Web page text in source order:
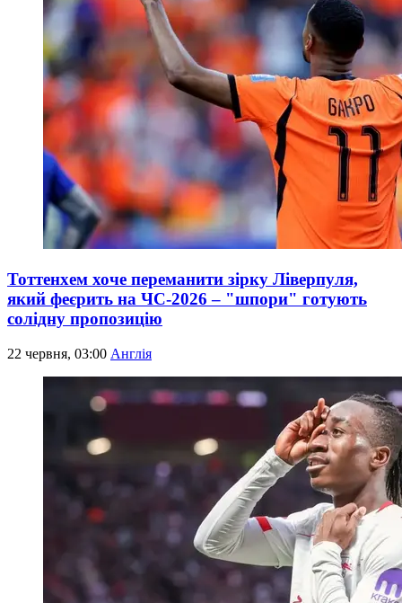
Тоттенхем хоче переманити зірку Ліверпуля,
який феєрить на ЧС-2026 – "шпори" готують
солідну пропозицію
22 червня, 03:00 Англія